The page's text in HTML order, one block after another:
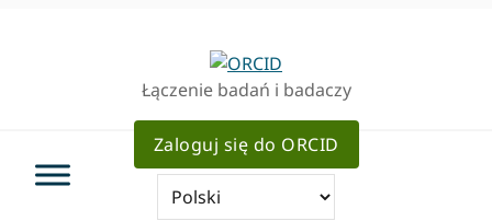
Łączenie badań i badaczy
Zaloguj się do ORCID